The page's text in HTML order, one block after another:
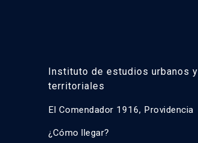
Instituto de estudios urbanos y
territoriales
El Comendador 1916, Providencia
¿Cómo llegar?